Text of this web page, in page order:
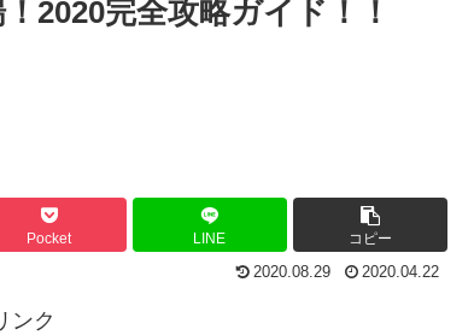
2020完全攻略ガイド！！
Pocket LINE コピー
2020.08.29 2020.04.22
ンク